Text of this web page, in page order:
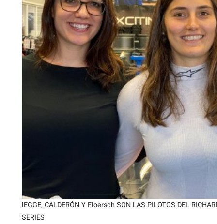
lEGGE, CALDERÓN Y Floersch SON LAS PILOTOS DEL
SERIES